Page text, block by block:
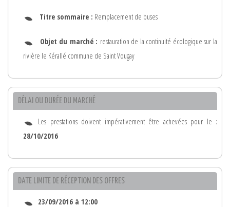
Titre sommaire : Remplacement de buses
Objet du marché : restauration de la continuité écologique sur la
rivière le Kérallé commune de Saint Vougay
DÉLAI OU DURÉE DU MARCHÉ
Les prestations doivent impérativement être achevées pour le :
28/10/2016
DATE LIMITE DE RÉCEPTION DES OFFRES
23/09/2016 à 12:00